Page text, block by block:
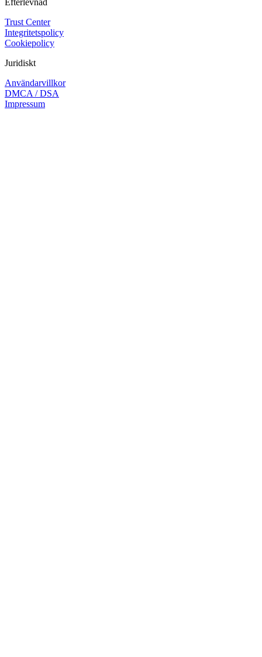
Trust Center
Integritetspolicy
Cookiepolicy
Juridiskt
Användarvillkor
DMCA / DSA
Impressum